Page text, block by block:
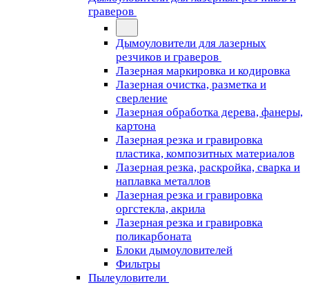
граверов
Дымоуловители для лазерных
резчиков и граверов
Лазерная маркировка и кодировка
Лазерная очистка, разметка и
сверление
Лазерная обработка дерева, фанеры,
картона
Лазерная резка и гравировка
пластика, композитных материалов
Лазерная резка, раскройка, сварка и
наплавка металлов
Лазерная резка и гравировка
оргстекла, акрила
Лазерная резка и гравировка
поликарбоната
Блоки дымоуловителей
Фильтры
Пылеуловители